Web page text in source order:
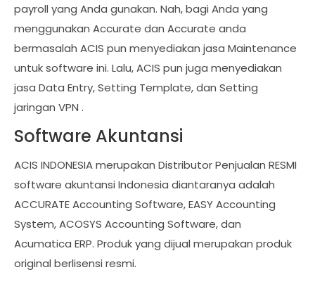
payroll yang Anda gunakan. Nah, bagi Anda yang
menggunakan Accurate dan Accurate anda
bermasalah ACIS pun menyediakan jasa Maintenance
untuk software ini. Lalu, ACIS pun juga menyediakan
jasa Data Entry, Setting Template, dan Setting
jaringan VPN .
Software Akuntansi
ACIS INDONESIA merupakan Distributor Penjualan RESMI
software akuntansi Indonesia diantaranya adalah
ACCURATE Accounting Software, EASY Accounting
System, ACOSYS Accounting Software, dan
Acumatica ERP. Produk yang dijual merupakan produk
original berlisensi resmi.